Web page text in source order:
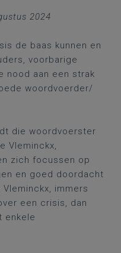
2024
de baas kunnen en
voorbarige
nood aan een strak
woordvoerder/
die woordvoerster
Vleminckx,
zich focussen op
en goed doordacht
immers
een crisis, dan
enkele